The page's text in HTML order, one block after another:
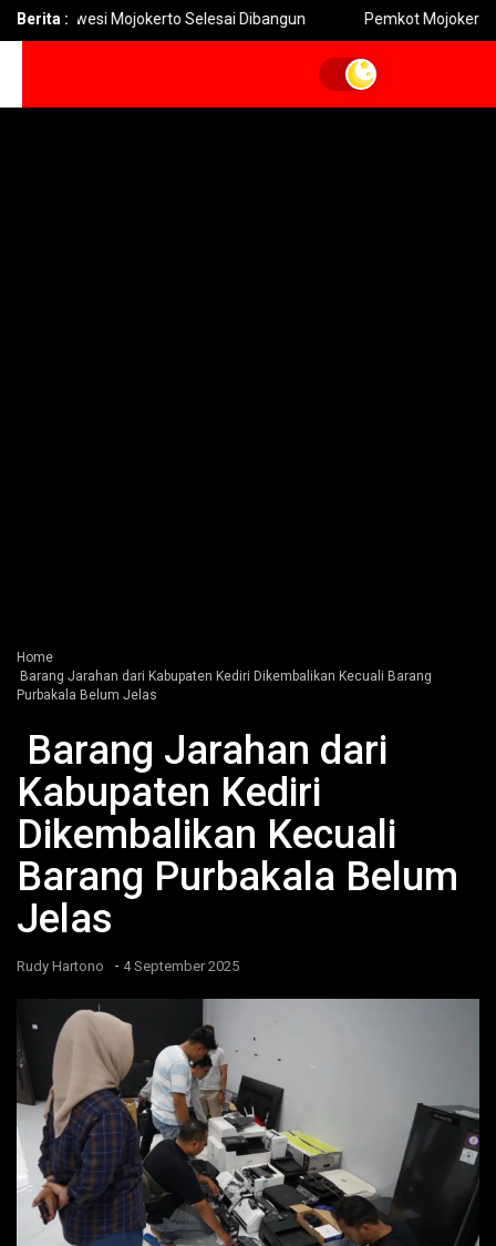
Berita :
Mojokerto Selesai Dibangun Pemkot Mojokerto
Home
Barang Jarahan dari Kabupaten Kediri Dikembalikan Kecuali Barang
Purbakala Belum Jelas
Barang Jarahan dari
Kabupaten Kediri
Dikembalikan Kecuali
Barang Purbakala Belum
Jelas
Rudy Hartono - 4 September 2025